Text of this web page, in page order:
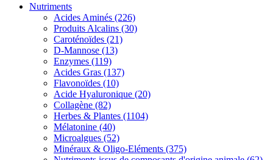
Nutriments
Acides Aminés (226)
Produits Alcalins (30)
Caroténoïdes (21)
D-Mannose (13)
Enzymes (119)
Acides Gras (137)
Flavonoïdes (10)
Acide Hyaluronique (20)
Collagène (82)
Herbes & Plantes (1104)
Mélatonine (40)
Microalgues (52)
Minéraux & Oligo-Eléments (375)